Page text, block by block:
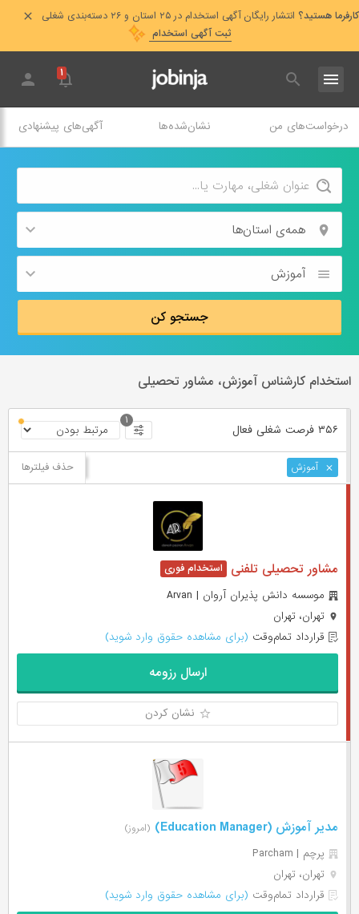
کارفرما هستید؟ انتشار رایگان آگهی استخدام در ۲۵ استان و ۲۶ دسته‌بندی شغلی
ثبت آگهی استخدام
۱
درخواست‌های من نشان‌شده‌ها آگهی‌های پیشنهادی
همه‌ی استان‌ها
آموزش
جستجو کن
استخدام کارشناس آموزش، مشاور تحصیلی
۳۵۶ فرصت ‌شغلی فعال
۱
آموزش حذف فیلترها
مشاور تحصیلی تلفنی
موسسه دانش پذیران آروان | Arvan
تهران، تهران
قرارداد تمام‌وقت (برای مشاهده حقوق وارد شوید)
ارسال رزومه
نشان کردن
مدیر آموزش (Education Manager) (امروز)
پرچم | Parcham
تهران، تهران
قرارداد تمام‌وقت (برای مشاهده حقوق وارد شوید)